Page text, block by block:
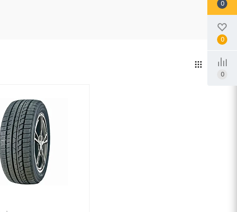
0
0
0